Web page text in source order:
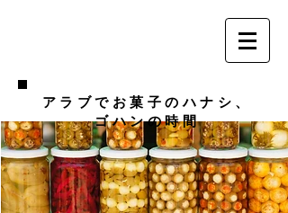
アラブでお菓子のハナシ、
ゴハンの時間